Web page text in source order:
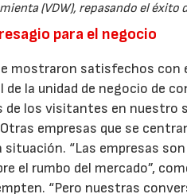
(VDW), repasando el éxito
para el negocio
mostraron satisfechos con
la unidad de negocio de
de los visitantes en
empresas que se
“Las empresas
el rumbo del mercado”,
“Pero nuestras